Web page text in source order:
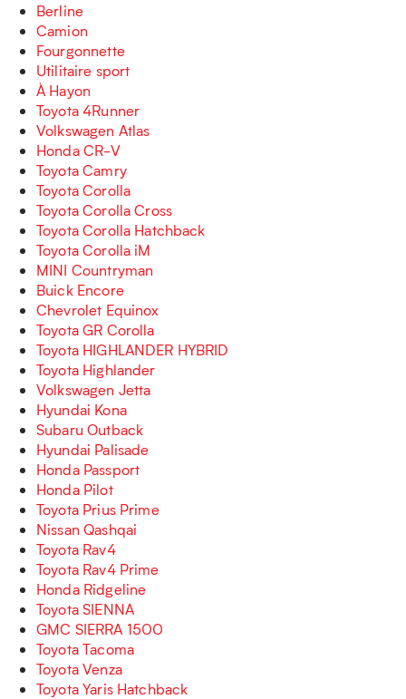
Berline
Camion
Fourgonnette
Utilitaire sport
À Hayon
Toyota 4Runner
Volkswagen Atlas
Honda CR-V
Toyota Camry
Toyota Corolla
Toyota Corolla Cross
Toyota Corolla Hatchback
Toyota Corolla iM
MINI Countryman
Buick Encore
Chevrolet Equinox
Toyota GR Corolla
Toyota HIGHLANDER HYBRID
Toyota Highlander
Volkswagen Jetta
Hyundai Kona
Subaru Outback
Hyundai Palisade
Honda Passport
Honda Pilot
Toyota Prius Prime
Nissan Qashqai
Toyota Rav4
Toyota Rav4 Prime
Honda Ridgeline
Toyota SIENNA
GMC SIERRA 1500
Toyota Tacoma
Toyota Venza
Toyota Yaris Hatchback